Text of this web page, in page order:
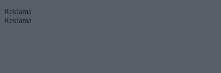
Reklama
Reklama